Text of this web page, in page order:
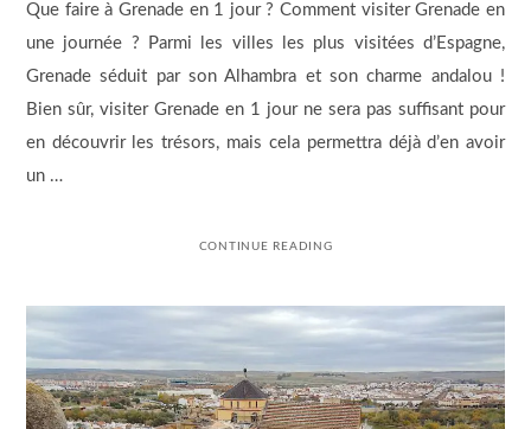
Que faire à Grenade en 1 jour ? Comment visiter Grenade en
une journée ? Parmi les villes les plus visitées d’Espagne,
Grenade séduit par son Alhambra et son charme andalou !
Bien sûr, visiter Grenade en 1 jour ne sera pas suffisant pour
en découvrir les trésors, mais cela permettra déjà d’en avoir
un …
CONTINUE READING